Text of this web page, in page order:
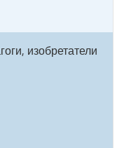
изобретатели